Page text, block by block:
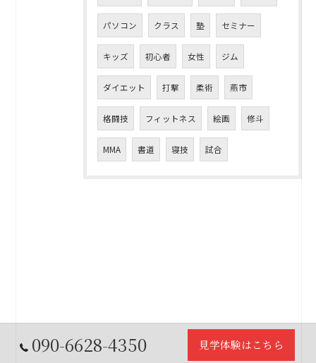
パソコン クラス 塾 セミナー
キッズ 初心者 女性 ジム
ダイエット 打撃 柔術 燕市
格闘技 フィットネス 絵画 修斗
MMA 書道 寝技 試合
090-6628-4350 見学体験はこちら